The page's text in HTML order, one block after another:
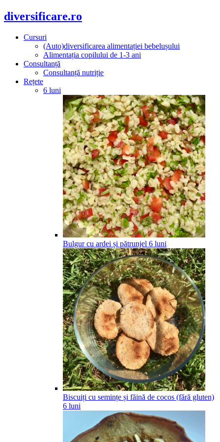
diversificare.ro
Cursuri
(Auto)diversificarea alimentației bebelușului
Alimentația copilului de 1-3 ani
Consultanță
Consultanță nutriție
Rețete
6 luni
Bulgur cu ardei și pătrunjel 6 luni
Biscuiți cu semințe și făină de cocos (fără gluten)
6 luni